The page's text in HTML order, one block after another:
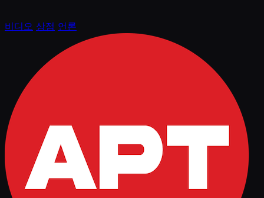
비디오 상점 언론